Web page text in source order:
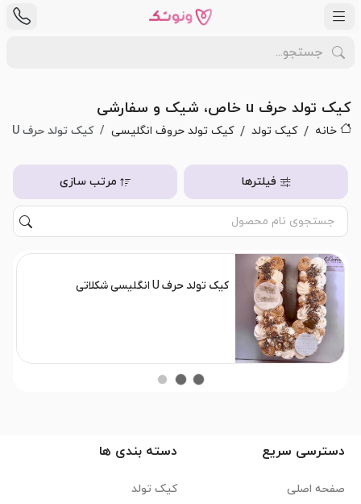
کیک تولد حرف u خاص، شیک و سفارشی
خانه کیک تولد کیک تولد حروف انگلیسی کیک تولد حرف U
فیلترها مرتب سازی
کیک تولد حرف U انگلیسی شکلاتی
دسترسی سریع
صفحه اصلی
دسته بندی ها
کیک تولد